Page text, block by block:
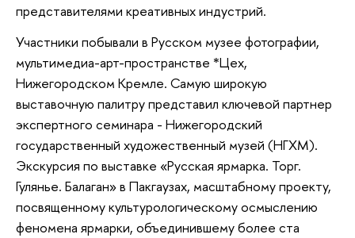
представителями креативных индустрий.
Участники побывали в Русском музее фотографии,
мультимедиа-арт-пространстве *Цех,
Нижегородском Кремле. Самую широкую
выставочную палитру представил ключевой партнер
экспертного семинара - Нижегородский
государственный художественный музей (НГХМ).
Экскурсия по выставке «Русская ярмарка. Торг.
Гулянье. Балаган» в Пакгаузах, масштабному проекту,
посвященному культурологическому осмыслению
феномена ярмарки, объединившему более ста